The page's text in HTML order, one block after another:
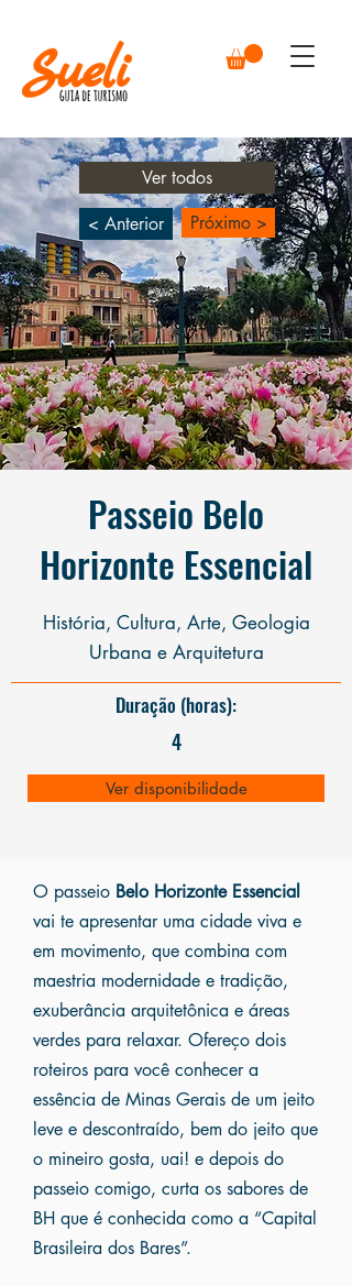
Ver todos
< Anterior
Próximo >
Passeio Belo
Horizonte Essencial
História, Cultura, Arte, Geologia
Urbana e Arquitetura
Duração (horas):
4
Ver disponibilidade
O passeio Belo Horizonte Essencial
vai te apresentar uma cidade viva e
em movimento, que combina com
maestria modernidade e tradição,
exuberância arquitetônica e áreas
verdes para relaxar. Ofereço dois
roteiros para você conhecer a
essência de Minas Gerais de um jeito
leve e descontraído, bem do jeito que
o mineiro gosta, uai! e depois do
passeio comigo, curta os sabores de
BH que é conhecida como a “Capital
Brasileira dos Bares”.